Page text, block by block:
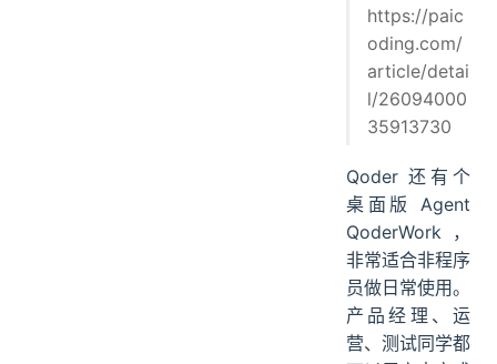
https://paic
oding.com/
article/detai
l/26094000
35913730
Qoder 还有个
桌面版 Agent
QoderWork，
非常适合非程序
员做日常使用。
产品经理、运
营、测试同学都